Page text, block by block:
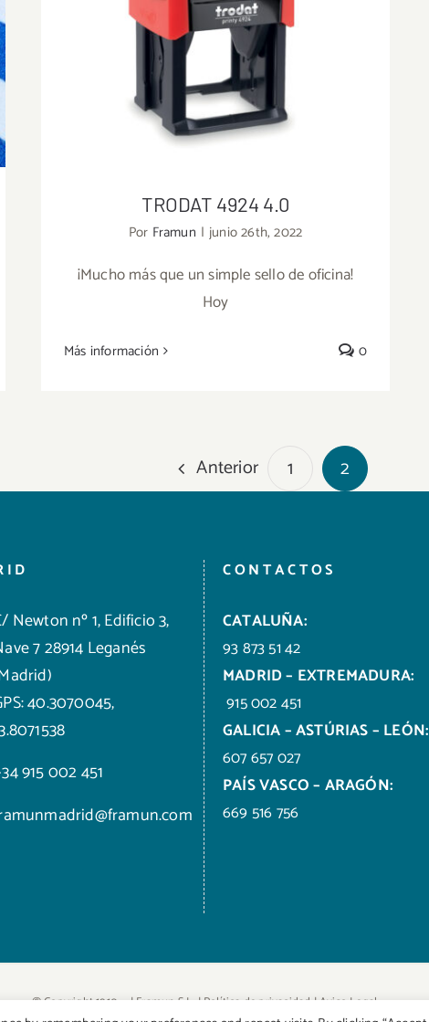
TRODAT 4924 4.0
TRODAT 4924 4.0
Por Framun | junio 26th, 2022
¡Mucho más que un simple sello de oficina!
Hoy
Más información 0
Anterior 1 2
Newton nº 1, Edificio 3,
7 28914 Leganés
40.3070045,
915 002 451
CONTACTOS
CATALUÑA:
93 873 51 42
MADRID – EXTREMADURA:
915 002 451
GALICIA – ASTÚRIAS – LEÓN:
607 657 027
PAÍS VASCO – ARAGÓN:
669 516 756
© Copyright 1910 -| Framun S.L. |Política de privacidad|Aviso Legal